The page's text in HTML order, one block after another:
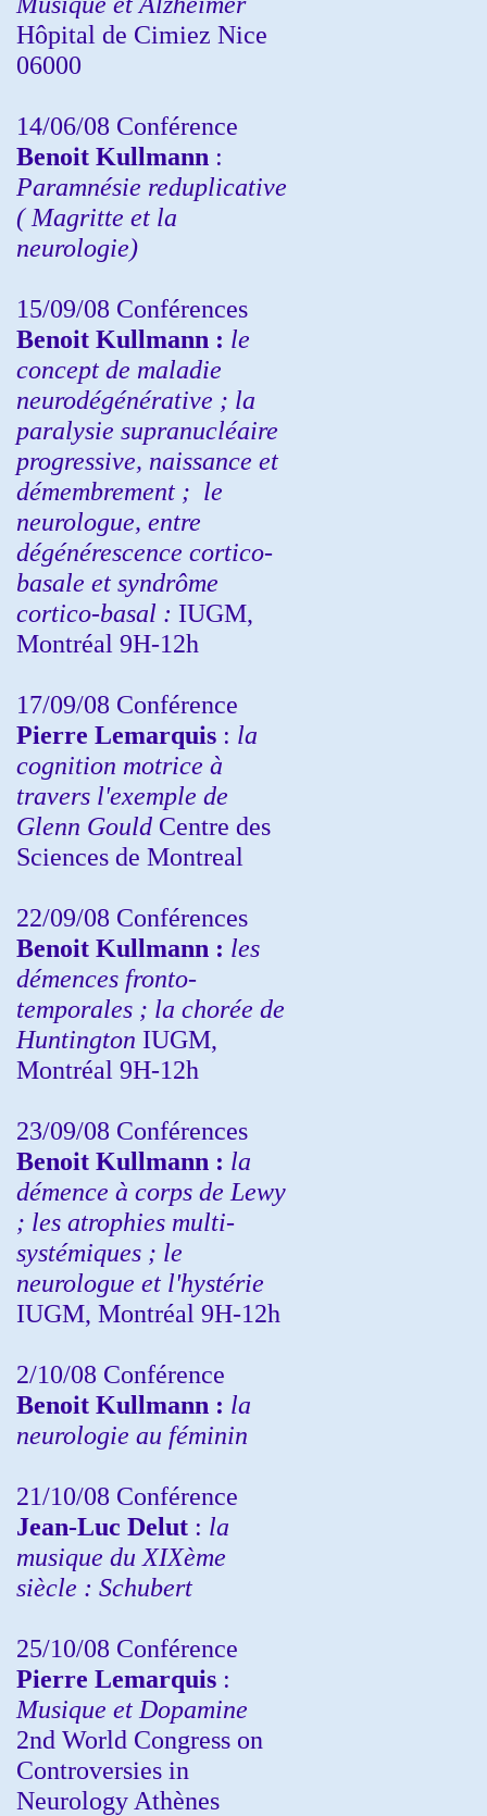
Hôpital de Cimiez Nice
06000
14/06/08 Conférence
Benoit Kullmann :
Paramnésie reduplicative
( Magritte et la
neurologie)
15/09/08 Conférences
Benoit Kullmann : le
concept de maladie
neurodégénérative ; la
paralysie supranucléaire
progressive, naissance et
démembrement ; le
neurologue, entre
dégénérescence cortico-
basale et syndrôme
cortico-basal : IUGM,
Montréal 9H-12h
17/09/08 Conférence
Pierre Lemarquis : la
cognition motrice à
travers l'exemple de
Glenn Gould Centre des
Sciences de Montreal
22/09/08 Conférences
Benoit Kullmann : les
démences fronto-
temporales ; la chorée de
Huntington IUGM,
Montréal 9H-12h
23/09/08 Conférences
Benoit Kullmann : la
démence à corps de Lewy
; les atrophies multi-
systémiques ; le
neurologue et l'hystérie
IUGM, Montréal 9H-12h
2/10/08 Conférence
Benoit Kullmann : la
neurologie au féminin
21/10/08 Conférence
Jean-Luc Delut : la
musique du XIXème
siècle : Schubert
25/10/08 Conférence
Pierre Lemarquis :
Musique et Dopamine
2nd World Congress on
Controversies in
Neurology Athènes